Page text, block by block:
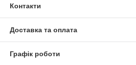
Контакти
Доставка та оплата
Графік роботи